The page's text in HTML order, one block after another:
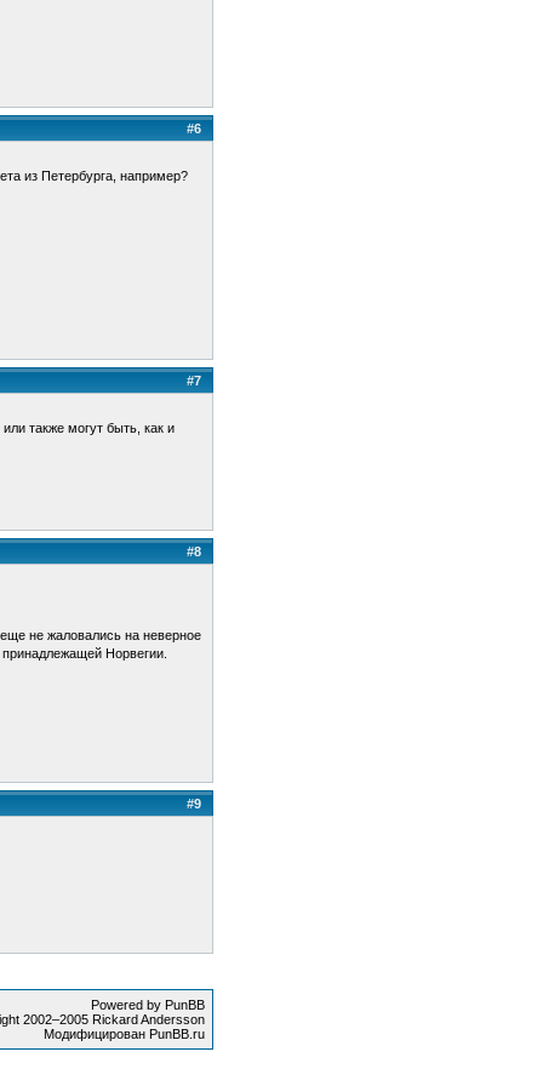
#6
из Петербурга, например?
#7
также могут быть, как и
#8
не жаловались на неверное
Норвегии.
#9
Powered by PunBB
2002–2005 Rickard Andersson
Модифицирован PunBB.ru